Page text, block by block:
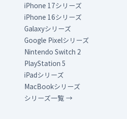
iPhone 17シリーズ
iPhone 16シリーズ
Galaxyシリーズ
Google Pixelシリーズ
Nintendo Switch 2
PlayStation 5
iPadシリーズ
MacBookシリーズ
シリーズ一覧 →